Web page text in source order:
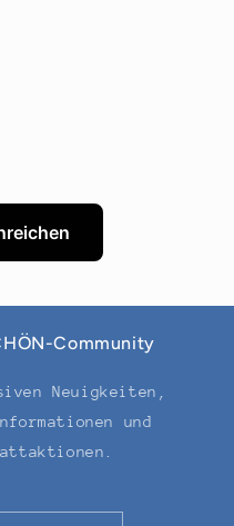
Community
Neuigkeiten,
und